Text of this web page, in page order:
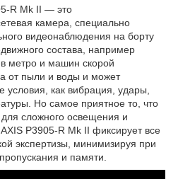
R Mk II — это
камера, специально
видеонаблюдения на борту
состава, например
метро и машин скорой
от пыли и воды и может
условия, как вибрация, удары,
Но самое приятное то, что
сложного освещения и
P3905-R Mk II фиксирует все
экспертизы, минимизируя при
и памяти.